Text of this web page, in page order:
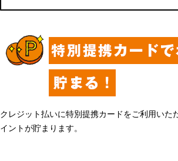
クレジット払いに特別提携カードをご利用いた
イントが貯まります。